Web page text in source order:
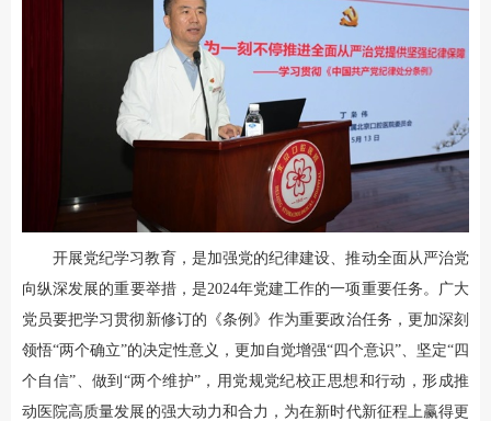
开展党纪学习教育，是加强党的纪律建设、推动全面从严治党
向纵深发展的重要举措，是2024年党建工作的一项重要任务。广大
党员要把学习贯彻新修订的《条例》作为重要政治任务，更加深刻
领悟“两个确立”的决定性意义，更加自觉增强“四个意识”、坚定“四
个自信”、做到“两个维护”，用党规党纪校正思想和行动，形成推
动医院高质量发展的强大动力和合力，为在新时代新征程上赢得更